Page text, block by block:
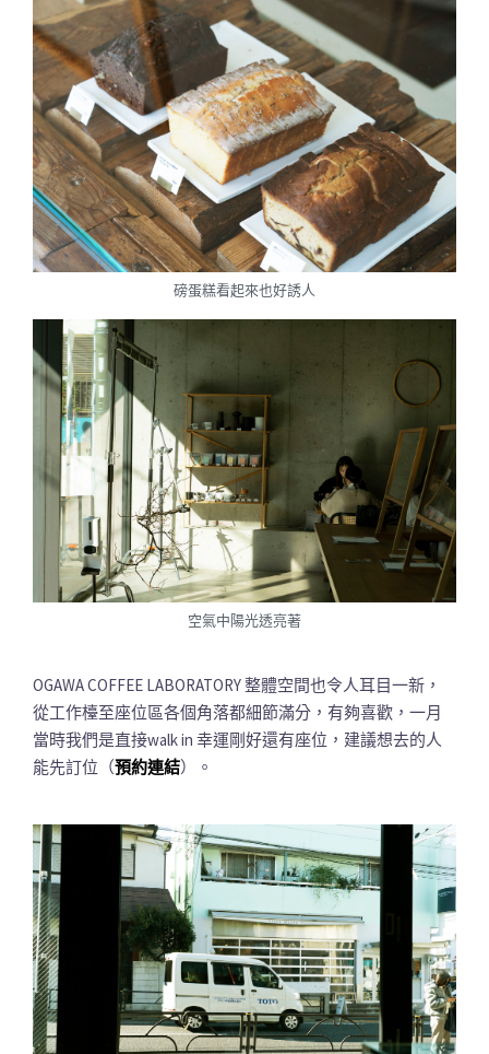
磅蛋糕看起來也好誘人
空氣中陽光透亮著
OGAWA COFFEE LABORATORY 整體空間也令人耳目一新，
從工作檯至座位區各個角落都細節滿分，有夠喜歡，一月
當時我們是直接walk in 幸運剛好還有座位，建議想去的人
能先訂位（預約連結）。